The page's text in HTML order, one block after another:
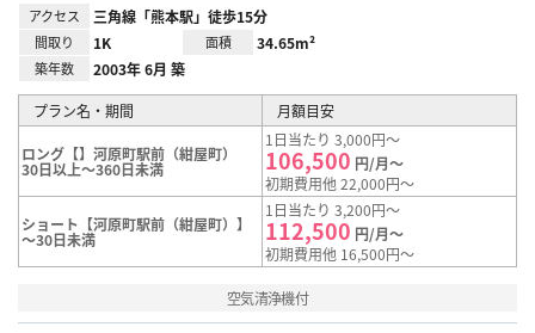
アクセス 三角線「熊本駅」徒歩15分
間取り 1K 面積 34.65m²
築年数 2003年 6月 築
プラン名・期間 月額目安
ロング【】河原町駅前（紺屋町）
30日以上～360日未満
1日当たり 3,000円～
106,500 円/月～
初期費用他 22,000円～
ショート【河原町駅前（紺屋町）】
～30日未満
1日当たり 3,200円～
112,500 円/月～
初期費用他 16,500円～
空気清浄機付